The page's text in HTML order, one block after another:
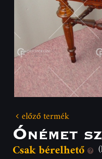
előző termék
Ónémet
Csak bérelhető